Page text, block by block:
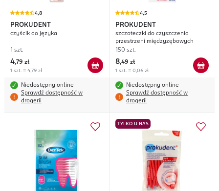
4,8
PROKUDENT
czyścik do języka
1 szt.
4,79 zł
1 szt. = 4,79 zł
Niedostępny online
Sprawdź dostępność w
drogerii
4,5
PROKUDENT
szczoteczki do czyszczenia
przestrzeni międzyzębowych
150 szt.
8,49 zł
1 szt. = 0,06 zł
Niedostępny online
Sprawdź dostępność w
drogerii
TYLKO U NAS